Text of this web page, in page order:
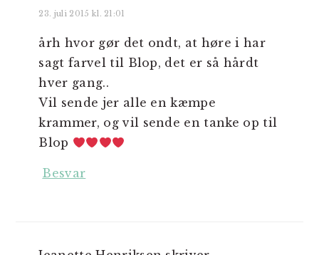
23. juli 2015 kl. 21:01
årh hvor gør det ondt, at høre i har
sagt farvel til Blop, det er så hårdt
hver gang..
Vil sende jer alle en kæmpe
krammer, og vil sende en tanke op til
Blop
Besvar